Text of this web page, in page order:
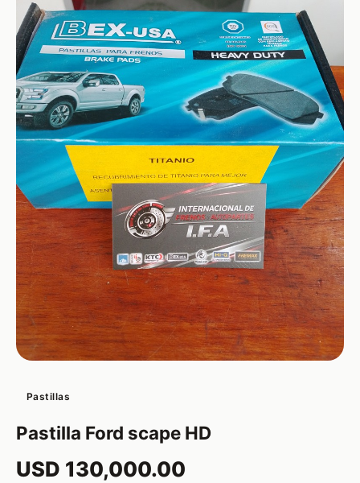
Pastillas
Pastilla Ford scape HD
USD 130,000.00